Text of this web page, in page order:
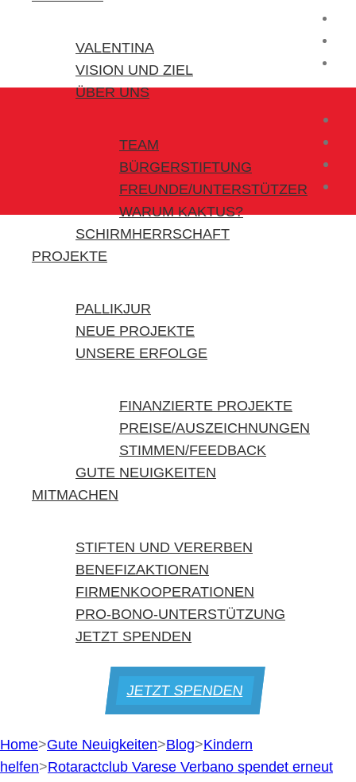
VALENTINA
VISION UND ZIEL
ÜBER UNS
TEAM
BÜRGERSTIFTUNG
FREUNDE/UNTERSTÜTZER
WARUM KAKTUS?
SCHIRMHERRSCHAFT
PROJEKTE
PALLIKJUR
NEUE PROJEKTE
UNSERE ERFOLGE
FINANZIERTE PROJEKTE
PREISE/AUSZEICHNUNGEN
STIMMEN/FEEDBACK
GUTE NEUIGKEITEN
MITMACHEN
STIFTEN UND VERERBEN
BENEFIZAKTIONEN
FIRMENKOOPERATIONEN
PRO-BONO-UNTERSTÜTZUNG
JETZT SPENDEN
JETZT SPENDEN
Home>Gute Neuigkeiten>Blog>Kindern
helfen>Rotaractclub Varese Verbano spendet erneut